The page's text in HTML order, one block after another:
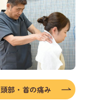
頭部・首の痛み